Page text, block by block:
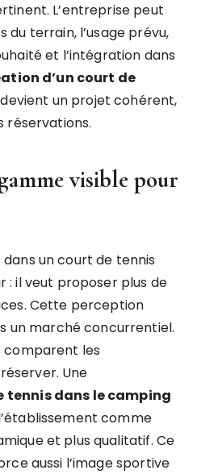
L’entreprise peut
terrain, l’usage prévu,
et l’intégration dans
d’un court de
devient un projet cohérent,
réservations.
visible pour
un court de tennis
: il veut proposer plus de
Cette perception
un marché concurrentiel.
comparent les
Une
dans le camping
comme
et plus qualitatif. Ce
aussi l’image sportive